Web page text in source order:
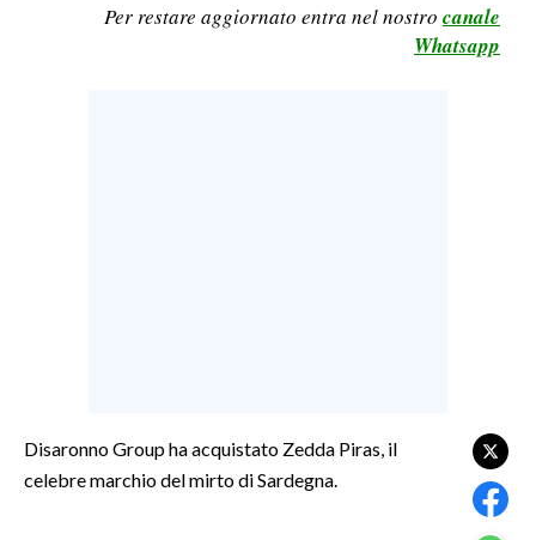
GOSSIP
Per restare aggiornato entra nel nostro canale
Whatsapp
Disaronno Group ha acquistato Zedda Piras, il
celebre marchio del mirto di Sardegna.